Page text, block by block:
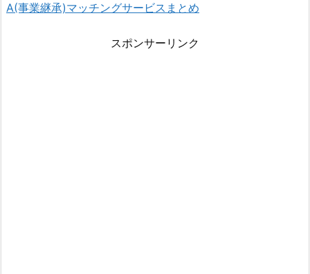
A(事業継承)マッチングサービスまとめ
スポンサーリンク